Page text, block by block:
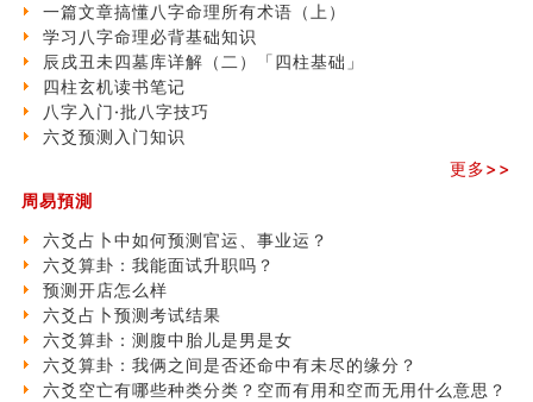
一篇文章搞懂八字命理所有术语（上）
学习八字命理必背基础知识
辰戌丑未四墓库详解（二）「四柱基础」
四柱玄机读书笔记
八字入门·批八字技巧
六爻预测入门知识
更多>>
周易預測
六爻占卜中如何预测官运、事业运？
六爻算卦：我能面试升职吗？
预测开店怎么样
六爻占卜预测考试结果
六爻算卦：测腹中胎儿是男是女
六爻算卦：我俩之间是否还命中有未尽的缘分？
六爻空亡有哪些种类分类？空而有用和空而无用什么意思？